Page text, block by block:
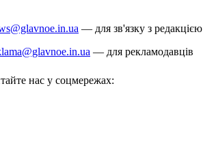
— для зв'язку з редакцією
— для рекламодавців
нас у соцмережах: